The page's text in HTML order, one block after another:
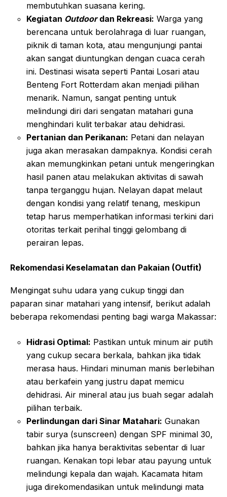
membutuhkan suasana kering.
Kegiatan Outdoordan Rekreasi: Warga yang
berencana untuk berolahraga di luar ruangan,
piknik di taman kota, atau mengunjungi pantai
akan sangat diuntungkan dengan cuaca cerah
ini. Destinasi wisata seperti Pantai Losari atau
Benteng Fort Rotterdam akan menjadi pilihan
menarik. Namun, sangat penting untuk
melindungi diri dari sengatan matahari guna
menghindari kulit terbakar atau dehidrasi.
Pertanian dan Perikanan: Petani dan nelayan
juga akan merasakan dampaknya. Kondisi cerah
akan memungkinkan petani untuk mengeringkan
hasil panen atau melakukan aktivitas di sawah
tanpa terganggu hujan. Nelayan dapat melaut
dengan kondisi yang relatif tenang, meskipun
tetap harus memperhatikan informasi terkini dari
otoritas terkait perihal tinggi gelombang di
perairan lepas.
Rekomendasi Keselamatan dan Pakaian (Outfit)
Mengingat suhu udara yang cukup tinggi dan
paparan sinar matahari yang intensif, berikut adalah
beberapa rekomendasi penting bagi warga Makassar:
Hidrasi Optimal: Pastikan untuk minum air putih
yang cukup secara berkala, bahkan jika tidak
merasa haus. Hindari minuman manis berlebihan
atau berkafein yang justru dapat memicu
dehidrasi. Air mineral atau jus buah segar adalah
pilihan terbaik.
Perlindungan dari Sinar Matahari: Gunakan
tabir surya (sunscreen) dengan SPF minimal 30,
bahkan jika hanya beraktivitas sebentar di luar
ruangan. Kenakan topi lebar atau payung untuk
melindungi kepala dan wajah. Kacamata hitam
juga direkomendasikan untuk melindungi mata